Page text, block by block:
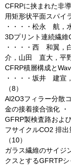
CFRPに挟まれた非
用矩形状平面スパイ
・・・・松永 航
3Dプリント連続繊
・・・・西 和翼
介，山田 直大，平
CFRP積層構成と
・・・・坂井 建
（8）
Al2O3フィラー分散
金の接着接合強化
GFRP製検査路およ
フサイクルCO2 排
（10）
ガラス繊維のサイジ
クスとするGFRTP